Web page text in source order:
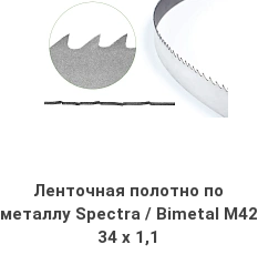
Ленточная полотно по
металлу Spectra / Bimetal M42
34 х 1,1